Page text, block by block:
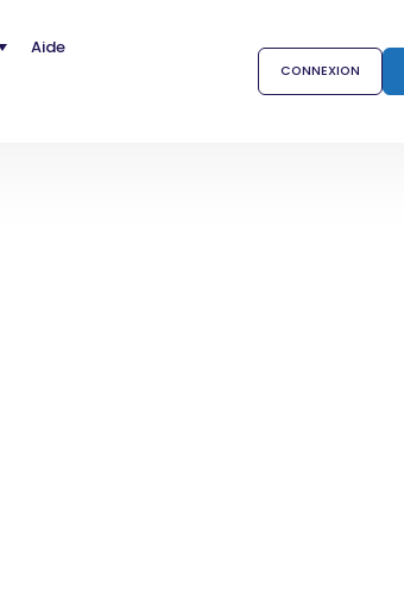
Aide
CONNEXION